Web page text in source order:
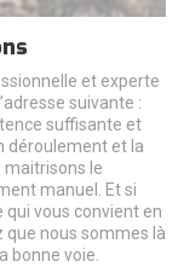
et experte
suivante :
suffisante et
déroulement et la
maitrisons le
manuel. Et si
qui vous convient en
nous sommes là
bonne voie.